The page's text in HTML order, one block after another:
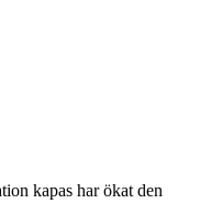
kapas har ökat den